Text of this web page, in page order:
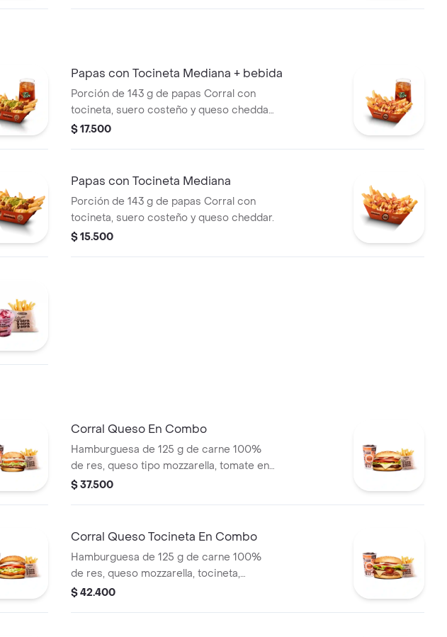
Papas con Tocineta Mediana + bebida
Porción de 143 g de papas Corral con
tocineta, suero costeño y queso cheddar
+ bebida
$ 17.500
Papas con Tocineta Mediana
Porción de 143 g de papas Corral con
tocineta, suero costeño y queso cheddar.
$ 15.500
Corral Queso En Combo
Hamburguesa de 125 g de carne 100%
de res, queso tipo mozzarella, tomate en
rodajas, cebolla en rodajas, lechuga y
$ 37.500
Corral Queso Tocineta En Combo
Hamburguesa de 125 g de carne 100%
de res, queso mozzarella, tocineta,
tomate en rodajas, cebolla en rodajas,
$ 42.400